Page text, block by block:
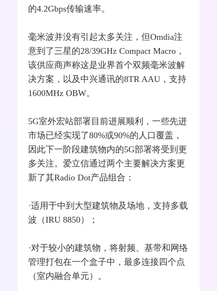
的4.2Gbps传输速率。
毫米波并没有引起太多关注，但Omdia注
意到了三星的28/39GHz Compact Macro，
该供应商声称这是业界首个双频毫米波解
决方案，以及中兴通讯的8TR AAU，支持
1600MHz OBW。
5G室外宏站部署目前进展顺利，一些先进
市场已经实现了80%或90%的人口覆盖，
因此下一阶段建筑物内的5G部署将受到更
多关注。爱立信通过两个主要解决方案更
新了其Radio Dot产品组合：
·适用于中到大型建筑物及场地，支持多载
波（IRU 8850）；
·对于较小的建筑物，将射频、基带和网络
管理打包在一个盒子中，最多连接四个点
（室内融合单元）。